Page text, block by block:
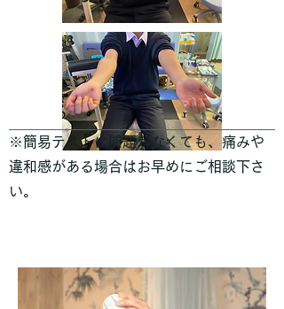
※簡易テストに問題がなくても、痛みや
違和感がある場合はお早めにご相談下さ
い。